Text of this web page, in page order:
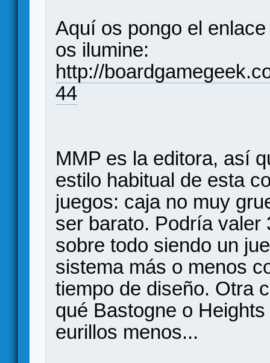
Aquí os pongo el
os ilumine:
http://
44
MMP es la editora, así
estilo habitual de esta
juegos: caja no muy
ser barato. Podría
sobre todo siendo un
sistema más o menos
tiempo de diseño. Otra
qué Bastogne o
eurillos menos...